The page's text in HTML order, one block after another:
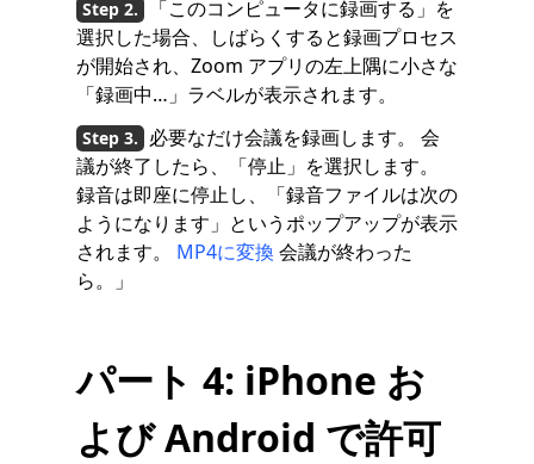
「このコンピュータに録画する」を
選択した場合、しばらくすると録画プロセス
が開始され、Zoom アプリの左上隅に小さな
「録画中…」ラベルが表示されます。
必要なだけ会議を録画します。 会
議が終了したら、「停止」を選択します。
録音は即座に停止し、「録音ファイルは次の
ようになります」というポップアップが表示
されます。 MP4に変換 会議が終わった
ら。」
パート 4: iPhone お
よび Android で許可